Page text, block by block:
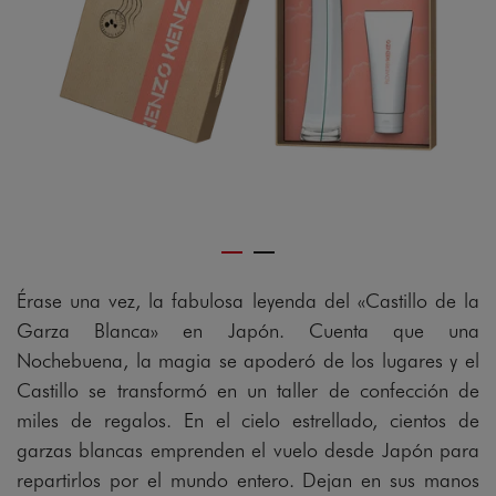
Érase una vez, la fabulosa leyenda del «Castillo de la
Garza Blanca» en Japón. Cuenta que una
Nochebuena, la magia se apoderó de los lugares y el
Castillo se transformó en un taller de confección de
miles de regalos. En el cielo estrellado, cientos de
garzas blancas emprenden el vuelo desde Japón para
repartirlos por el mundo entero. Dejan en sus manos